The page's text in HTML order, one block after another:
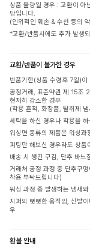
상품 불량일 경우 : 교환이
담입니다.
(인위적인 훼손 & 수선 등의
*교환/반품시에도 추가 발생
교환/반품이 불가한 경우
반품기한(상품 수령후 7일)이
공정거래, 표준약관 제 15조
현저히 감소한 경우
(착용 흔적, 화장품, 탈취제
세탁을 하신 경우나 착용을
워싱면 종류의 제품은 워싱과
피팅만 해보신 경우라도 상품
배송 시 생긴 구김, 단추 바느
거래처 공정 과정 중 단추구
착용 부탁드립니다)
워싱 과정 중 발생하는 냄새
지퍼의 뻣뻣한 움직임, 신발
우
환불 안내